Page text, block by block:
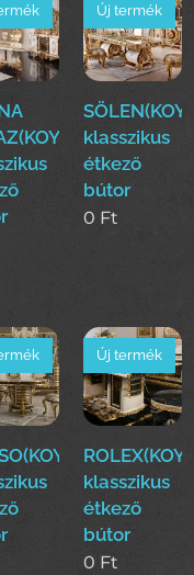
klasszikus
étkező
bútor
Új termék
0 Ft
klasszikus
étkező
bútor
Új termék
0 Ft